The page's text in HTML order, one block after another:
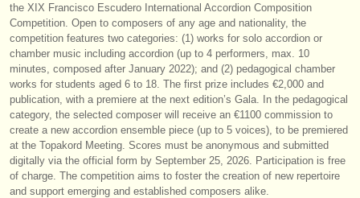
gestohlene instrumente
verzeichnisse:
orchester
musikhochschulen
jugendorchester
musicalchairs:
über musicalchairs
the XIX Francisco Escudero International Accordion Composition
Competition. Open to composers of any age and nationality, the
competition features two categories: (1) works for solo accordion or
chamber music including accordion (up to 4 performers, max. 10
minutes, composed after January 2022); and (2) pedagogical chamber
works for students aged 6 to 18. The first prize includes €2,000 and
publication, with a premiere at the next edition’s Gala. In the pedagogical
category, the selected composer will receive an €1100 commission to
create a new accordion ensemble piece (up to 5 voices), to be premiered
at the Topakord Meeting. Scores must be anonymous and submitted
digitally via the official form by September 25, 2026. Participation is free
of charge. The competition aims to foster the creation of new repertoire
and support emerging and established composers alike.